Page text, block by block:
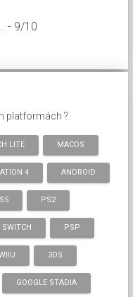
- 9/10
platformách ?
LITE MACOS
4 ANDROID
PS2
PSP
3DS
GOOGLE STADIA